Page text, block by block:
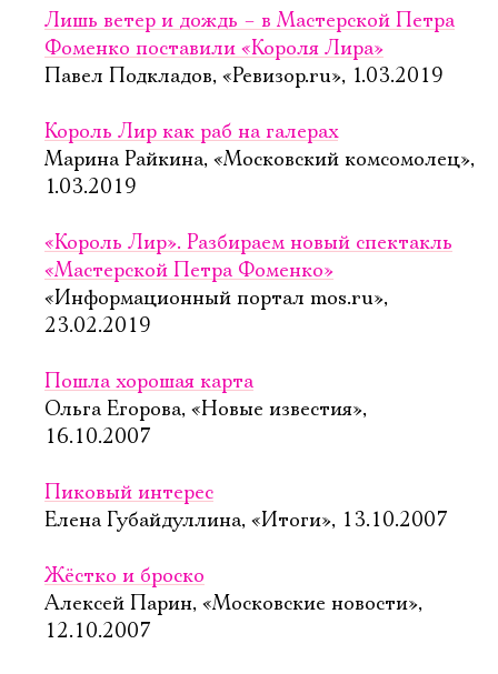
Лишь ветер и дождь – в Мастерской Петра
Фоменко поставили «Короля Лира»
Павел Подкладов, «Ревизор.ru», 1.03.2019
Король Лир как раб на галерах
Марина Райкина, «Московский комсомолец»,
1.03.2019
«Король Лир». Разбираем новый спектакль
«Мастерской Петра Фоменко»
«Информационный портал mos.ru»,
23.02.2019
Пошла хорошая карта
Ольга Егорова, «Новые известия»,
16.10.2007
Пиковый интерес
Елена Губайдуллина, «Итоги», 13.10.2007
Жёстко и броско
Алексей Парин, «Московские новости»,
12.10.2007